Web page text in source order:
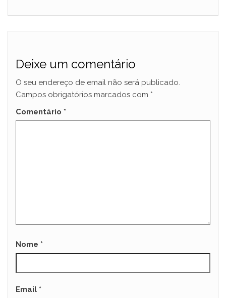
Deixe um comentário
O seu endereço de email não será publicado.
Campos obrigatórios marcados com *
Comentário *
Nome *
Email *